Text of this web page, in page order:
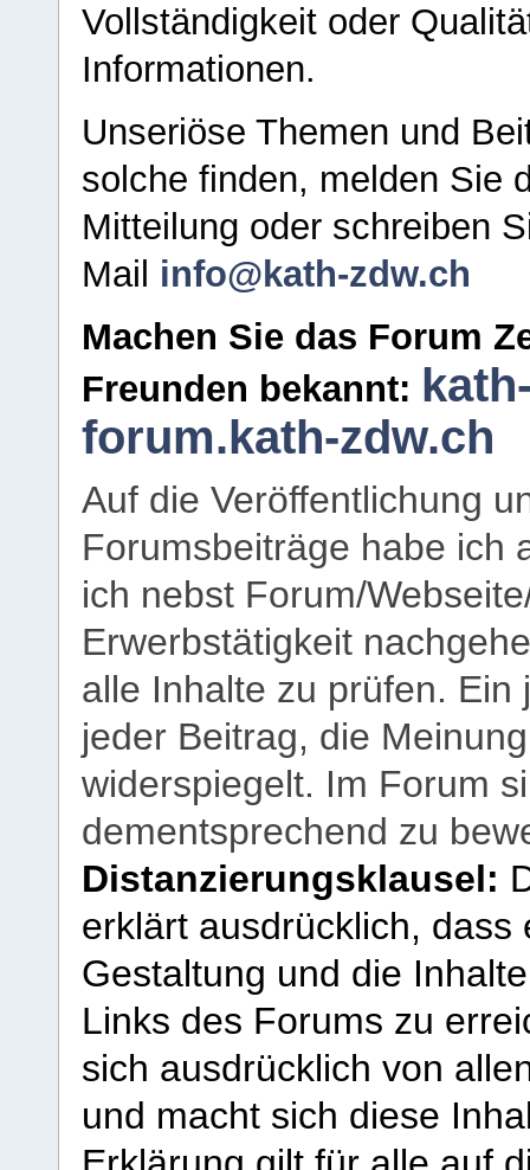
Vollständigkeit oder
Informationen.
Unseriöse Themen und
solche finden, melden Sie
Mitteilung oder schreiben
Mail info@kath-zdw.ch
Machen Sie das Forum
Freunden bekannt:
forum.kath-zdw.ch
Auf die Veröffentlichung
Forumsbeiträge habe ich
ich nebst Forum/
Erwerbstätigkeit
alle Inhalte zu prüfen.
jeder Beitrag, die
widerspiegelt. Im Forum
dementsprechend zu
Distanzierungsklausel:
erklärt ausdrücklich,
Gestaltung und die
Links des Forums zu
sich ausdrücklich von
und macht sich diese